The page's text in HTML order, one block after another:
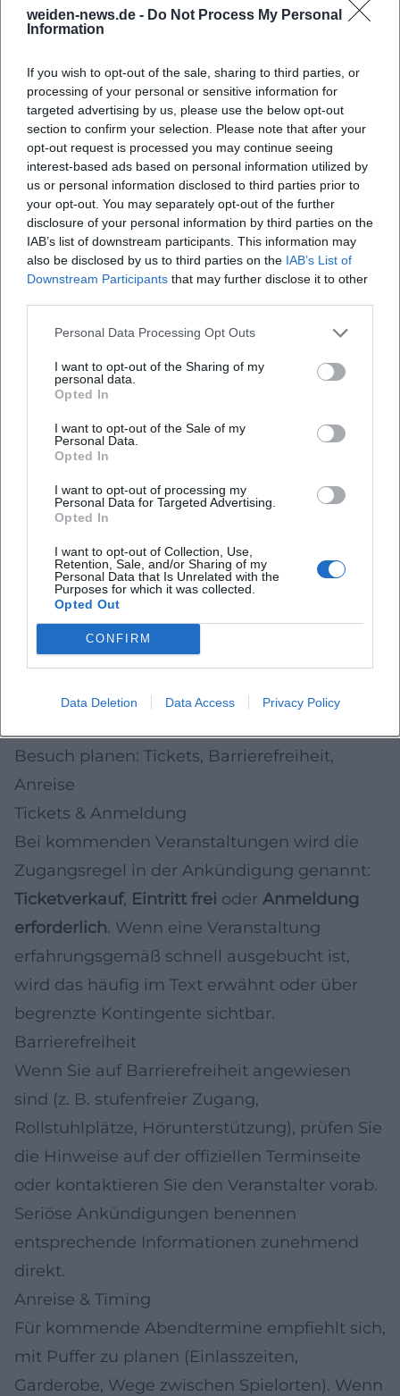
weiden-news.de - Do Not Process My Personal
Information
If you wish to opt-out of the sale, sharing to third parties, or
processing of your personal or sensitive information for
targeted advertising by us, please use the below opt-out
section to confirm your selection. Please note that after your
opt-out request is processed you may continue seeing
interest-based ads based on personal information utilized by
us or personal information disclosed to third parties prior to
your opt-out. You may separately opt-out of the further
disclosure of your personal information by third parties on the
IAB’s list of downstream participants. This information may
also be disclosed by us to third parties on the IAB’s List of
Downstream Participants that may further disclose it to other
Personal Data Processing Opt Outs
I want to opt-out of the Sharing of my
personal data.
Opted In
I want to opt-out of the Sale of my
Personal Data.
Opted In
I want to opt-out of processing my
Personal Data for Targeted Advertising.
Opted In
I want to opt-out of Collection, Use,
Retention, Sale, and/or Sharing of my
Personal Data that Is Unrelated with the
Purposes for which it was collected.
Opted Out
CONFIRM
Data Deletion Data Access Privacy Policy
und Kooperationen
Viele der spannendsten kommenden
Kulturmomente entstehen dort, wo
Menschen zusammenkommen: in Vereinen,
Initiativen, Projekten oder temporären
Kooperationen. Wer nicht nur konsumieren,
sondern künftigteilnehmenmöchte, sollte
bei Ankündigungen nach „offen“, „Mitmach“,
„Einführung“, „für Anfänger“ oder „Projekt"
suchen.
Offene Proben / offene Ateliers
, wenn im
Projektwochen und Workshops
(kreative
Kooperationsveranstaltungen
mehrerer
Kulturakteure (z. B. Museum + Verein +
Bildungspartner)
Ehrenamtliche Unterstützung
angekündigten Kulturaktionen (sofern von
Veranstaltern ausdrücklich gesucht)
Für eine verlässliche Planung gilt: Nehmen
Sie immer die jeweils veröffentlichte
Terminseite als Grundlage, da dort künftige
Änderungen (Uhrzeit, Ort, Zugang) am
Besuch planen: Tickets, Barrierefreiheit,
Anreise
Tickets & Anmeldung
Bei kommenden Veranstaltungen wird die
Zugangsregel in der Ankündigung genannt:
Ticketverkauf, Eintritt frei oder Anmeldung
erforderlich. Wenn eine Veranstaltung
erfahrungsgemäß schnell ausgebucht ist,
wird das häufig im Text erwähnt oder über
begrenzte Kontingente sichtbar.
Barrierefreiheit
Wenn Sie auf Barrierefreiheit angewiesen
sind (z. B. stufenfreier Zugang,
Rollstuhlplätze, Hörunterstützung), prüfen Sie
die Hinweise auf der offiziellen Terminseite
oder kontaktieren Sie den Veranstalter vorab.
Seriöse Ankündigungen benennen
entsprechende Informationen zunehmend
direkt.
Anreise & Timing
Für kommende Abendtermine empfiehlt sich,
mit Puffer zu planen (Einlasszeiten,
Garderobe, Wege zwischen Spielorten). Wenn